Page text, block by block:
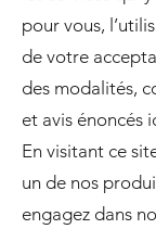
pour vous,
de votre
des modalités,
et avis énoncés
En visitant ce
un de nos
engagez dans